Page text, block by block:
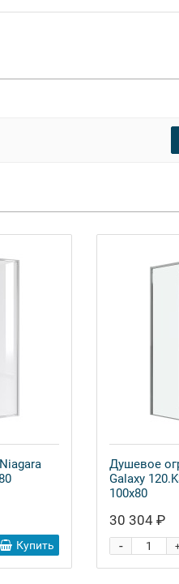
Купить
Душевое
Galaxy
100x80
30 304 ₽
-